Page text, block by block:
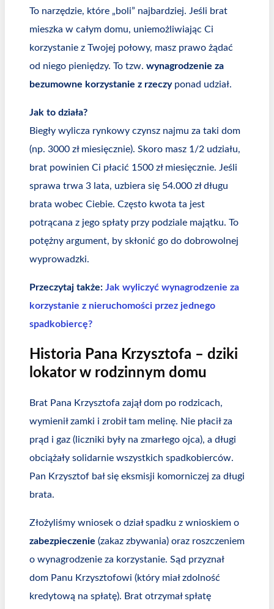
To narzędzie, które „boli” najbardziej. Jeśli brat
mieszka w całym domu, uniemożliwiając Ci
korzystanie z Twojej połowy, masz prawo żądać
od niego pieniędzy. To tzw. wynagrodzenie za
bezumowne korzystanie z rzeczyponad udział.
Jak to działa?
Biegły wylicza rynkowy czynsz najmu za taki dom
(np. 3000 zł miesięcznie). Skoro masz 1/2 udziału,
brat powinien Ci płacić 1500 zł miesięcznie. Jeśli
sprawa trwa 3 lata, uzbiera się 54.000 zł długu
brata wobec Ciebie. Często kwota ta jest
potrącana z jego spłaty przy podziale majątku. To
potężny argument, by skłonić go do dobrowolnej
wyprowadzki.
Przeczytaj także: Jak wyliczyć wynagrodzenie za
korzystanie z nieruchomości przez jednego
spadkobiercę?
Historia Pana Krzysztofa – dziki
lokator w rodzinnym domu
Brat Pana Krzysztofa zajął dom po rodzicach,
wymienił zamki i zrobił tam melinę. Nie płacił za
prąd i gaz (liczniki były na zmarłego ojca), a długi
obciążały solidarnie wszystkich spadkobierców.
Pan Krzysztof bał się eksmisji komorniczej za długi
brata.
Złożyliśmy wniosek o dział spadku z wnioskiem o
zabezpieczenie (zakaz zbywania) oraz roszczeniem
o wynagrodzenie za korzystanie. Sąd przyznał
dom Panu Krzysztofowi (który miał zdolność
kredytową na spłatę). Brat otrzymał spłatę